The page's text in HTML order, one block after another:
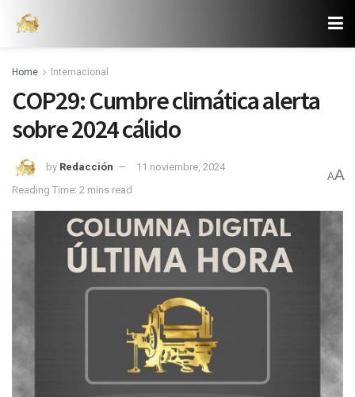
Home Internacional
COP29: Cumbre climática alerta
sobre 2024 cálido
by Redacción
11 noviembre, 2024
Reading Time: 2 mins read
AA